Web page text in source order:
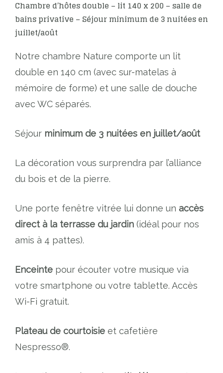
Chambre d’hôtes double – lit 140 x 200 – salle de
bains privative – Séjour minimum de 3 nuitées en
juillet/août
Notre chambre Nature comporte un lit
double en 140 cm (avec sur-matelas à
mémoire de forme) et une salle de douche
avec WC séparés.
Séjour minimum de 3 nuitées en juillet/août
La décoration vous surprendra par l’alliance
du bois et de la pierre.
Une porte fenêtre vitrée lui donne un accès
direct à la terrasse du jardin (idéal pour nos
amis à 4 pattes).
Enceinte pour écouter votre musique via
votre smartphone ou votre tablette. Accès
Wi-Fi gratuit.
Plateau de courtoisie et cafetière
Nespresso®.